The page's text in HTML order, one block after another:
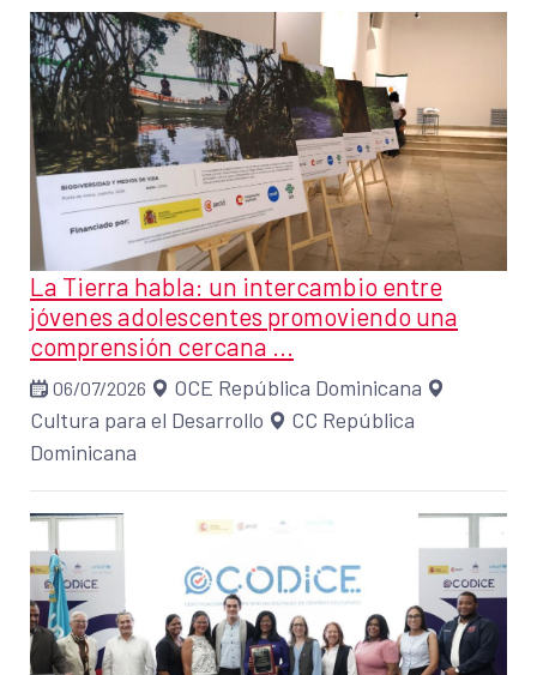
La Tierra habla: un intercambio entre
jóvenes adolescentes promoviendo una
comprensión cercana ...
06/07/2026
OCE República Dominicana
Cultura para el Desarrollo
CC República
Dominicana